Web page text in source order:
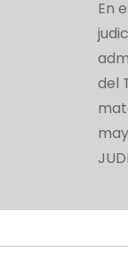
­En
del